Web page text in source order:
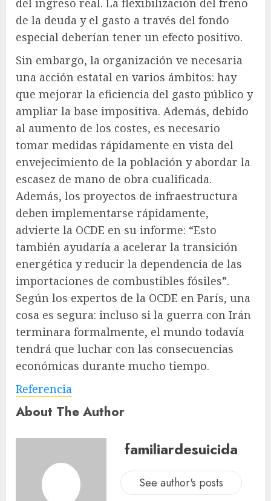
del ingreso real. La flexibilización del freno
de la deuda y el gasto a través del fondo
especial deberían tener un efecto positivo.
Sin embargo, la organización ve necesaria
una acción estatal en varios ámbitos: hay
que mejorar la eficiencia del gasto público y
ampliar la base impositiva. Además, debido
al aumento de los costes, es necesario
tomar medidas rápidamente en vista del
envejecimiento de la población y abordar la
escasez de mano de obra cualificada.
Además, los proyectos de infraestructura
deben implementarse rápidamente,
advierte la OCDE en su informe: “Esto
también ayudaría a acelerar la transición
energética y reducir la dependencia de las
importaciones de combustibles fósiles”.
Según los expertos de la OCDE en París, una
cosa es segura: incluso si la guerra con Irán
terminara formalmente, el mundo todavía
tendrá que luchar con las consecuencias
económicas durante mucho tiempo.
Referencia
About The Author
familiardesuicida
See author's posts